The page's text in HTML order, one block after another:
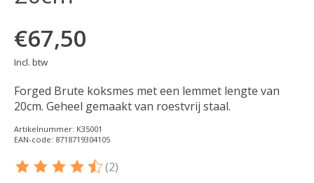
€67,50
Incl. btw
Forged Brute koksmes met een lemmet lengte van
20cm. Geheel gemaakt van roestvrij staal.
Artikelnummer: K35001
EAN-code: 8718719304105
De beoordeling van dit product is
(2)